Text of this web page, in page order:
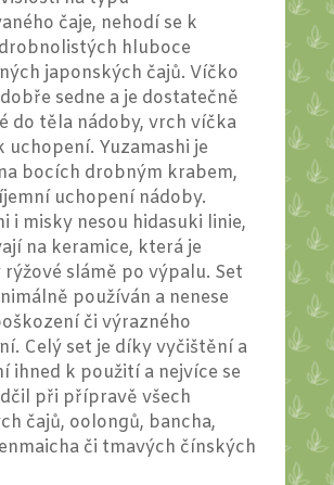
čaje, nehodí se k
hluboce
japonských čajů. Víčko
sedne a je dostatečně
do těla nádoby, vrch víčka
uchopení. Yuzamashi je
bocích drobným krabem,
uchopení nádoby.
i misky nesou hidasuki linie,
na keramice, která je
rýžové slámě po výpalu. Set
používán a nenese
či výrazného
Celý set je díky vyčištění a
ihned k použití a nejvíce se
při přípravě všech
čajů, oolongů, bancha,
či tmavých čínských